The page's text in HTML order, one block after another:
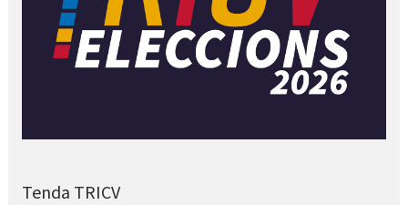
Tenda TRICV